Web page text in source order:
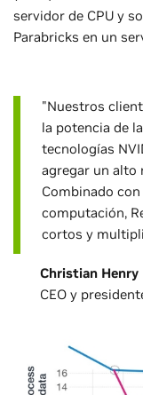
servidor de CPU y
Parabricks en un
"Nuestros
la potencia de
tecnologías
agregar un alto
Combinado
computación,
cortos y
Christian Henry
CEO y